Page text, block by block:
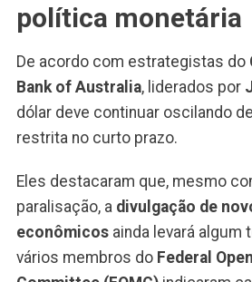
política monetária
De acordo com estrategistas do
Bank of Australia, liderados por
dólar deve continuar oscilando
restrita no curto prazo.
Eles destacaram que, mesmo
paralisação, a divulgação de
econômicosainda levará algum
vários membros do Federal